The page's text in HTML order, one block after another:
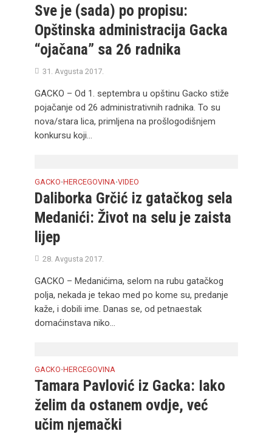
Sve je (sada) po propisu:
Opštinska administracija Gacka
“ojačana” sa 26 radnika
31. Avgusta 2017.
GACKO – Od 1. septembra u opštinu Gacko stiže
pojačanje od 26 administrativnih radnika. To su
nova/stara lica, primljena na prošlogodišnjem
konkursu koji...
GACKO•HERCEGOVINA•VIDEO
Daliborka Grčić iz gatačkog sela
Medanići: Život na selu je zaista
lijep
28. Avgusta 2017.
GACKO – Medanićima, selom na rubu gatačkog
polja, nekada je tekao med po kome su, predanje
kaže, i dobili ime. Danas se, od petnaestak
domaćinstava niko...
GACKO•HERCEGOVINA
Tamara Pavlović iz Gacka: Iako
želim da ostanem ovdje, već
učim njemački